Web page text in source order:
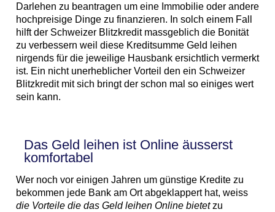
Darlehen zu beantragen um eine Immobilie oder andere
hochpreisige Dinge zu finanzieren. In solch einem Fall
hilft der Schweizer Blitzkredit massgeblich die Bonität
zu verbessern weil diese Kreditsumme Geld leihen
nirgends für die jeweilige Hausbank ersichtlich vermerkt
ist. Ein nicht unerheblicher Vorteil den ein Schweizer
Blitzkredit mit sich bringt der schon mal so einiges wert
sein kann.
Das Geld leihen ist Online äusserst
komfortabel
Wer noch vor einigen Jahren um günstige Kredite zu
bekommen jede Bank am Ort abgeklappert hat, weiss
die Vorteile die das Geld leihen Online bietetzu